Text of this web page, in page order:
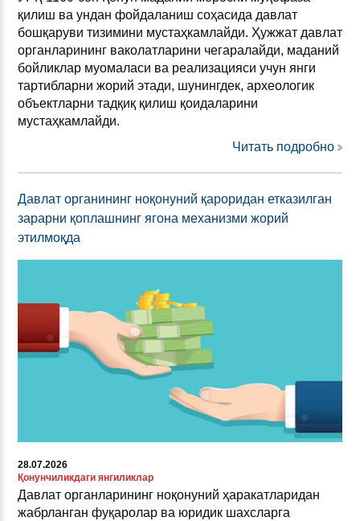
қилиш ва ундан фойдаланиш соҳасида давлат
бошқаруви тизимини мустаҳкамлайди. Ҳужжат давлат
органларининг ваколатларини чегаралайди, маданий
бойликлар муомаласи ва реализацияси учун янги
тартибларни жорий этади, шунингдек, археологик
объектларни тадқиқ қилиш қоидаларини
мустаҳкамлайди.
Читать подробно
Давлат органининг ноқонуний қароридан етказилган
зарарни қоплашнинг ягона механизми жорий
этилмоқда
28.07.2026
Қонунчиликдаги янгиликлар
Давлат органларининг ноқонуний ҳаракатларидан
жабрланган фуқаролар ва юридик шахсларга